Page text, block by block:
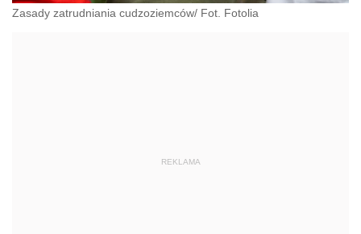
Zasady zatrudniania cudzoziemców/ Fot. Fotolia